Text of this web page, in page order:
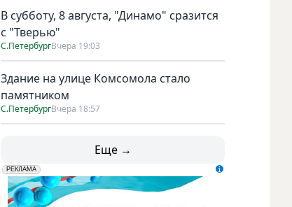
В субботу, 8 августа, "Динамо" сразится
с "Тверью"
С.ПетербургВчера 19:03
Здание на улице Комсомола стало
памятником
С.ПетербургВчера 18:57
Еще →
erid: LdtCK5udn
РЕКЛАМА
АО "ГАТР", ИНН: 7841320717